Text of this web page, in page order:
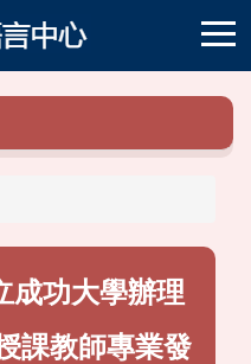
成功大學辦理
課教師專業發